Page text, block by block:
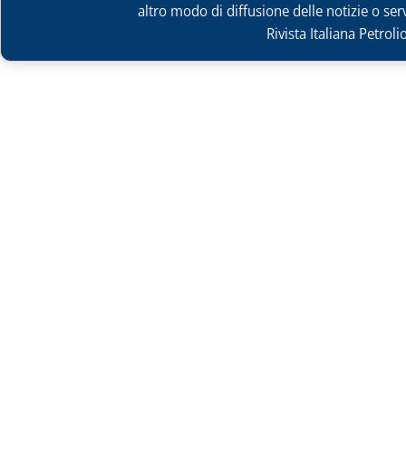
altro modo di diffusione delle notizie o
Rivista Italiana